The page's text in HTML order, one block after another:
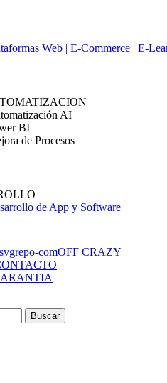
Web | E-Commerce | E-
AI
BI
de Procesos
de App y Software
OFF CRAZY
Buscar